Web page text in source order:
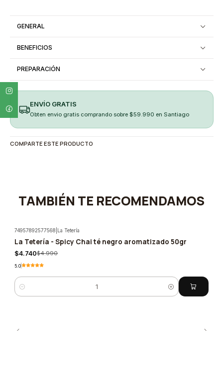
GENERAL
BENEFICIOS
PREPARACIÓN
ENVÍO GRATIS
Obten envio gratis comprando sobre $59.990 en Santiago
COMPARTE ESTE PRODUCTO
TAMBIÉN TE RECOMENDAMOS
-5%
74957892577568 La Tetería
La Tetería - Spicy Chai té negro aromatizado 50gr
$4.740$4.990
5.0
Cantidad